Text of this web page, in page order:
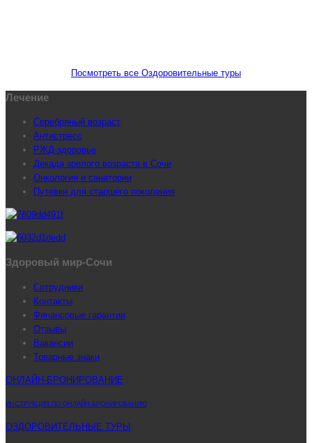
Посмотреть все Оздоровительные туры
Лечение
Серебряный возраст
Антистресс
РЖД-здоровье
Декада зрелого возраста в Сочи
Онкология и санатории
Путевки для старшего поколения
Здоровый мир-Сочи
Сотрудники
Контакты
Финансовые гарантии
Отзывы
Вакансии
Товарные знаки
ОНЛАЙН-БРОНИРОВАНИЕ
ИНСТРУКЦИЯ ПО ОНЛАЙН-БРОНИРОВАНИЮ
ОЗДОРОВИТЕЛЬНЫЕ ТУРЫ